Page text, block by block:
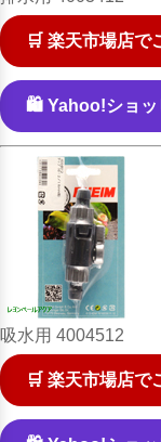
🛒 楽天市場店で
🛍️ Yahoo!ショッ
吸水用 4004512
🛒 楽天市場店で